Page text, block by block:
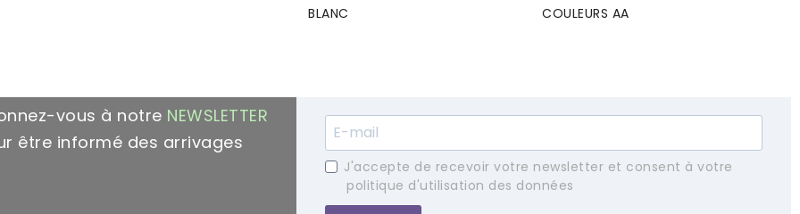
BLANC
COULEURS AA
vous à notre NEWSLETTER
être informé des arrivages
J'accepte de recevoir votre newsletter et consent à votre
politique d'utilisation des données